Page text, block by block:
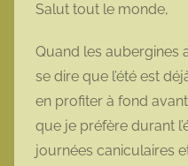
o
t
t
e
Salut tout le monde,
Quand les aubergines
se dire que l’été est
en profiter à fond avant
que je préfère durant
journées caniculaires